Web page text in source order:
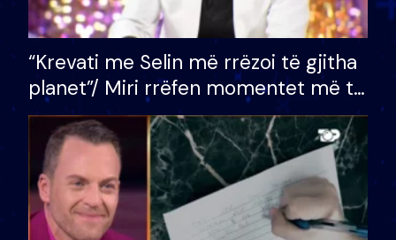
“Krevati me Selin më rrëzoi të gjitha
planet”/ Miri rrëfen momentet më të
bukura në shtëpinë e BB VIP: Do më
mungojë zilja e mëngjesit kur…